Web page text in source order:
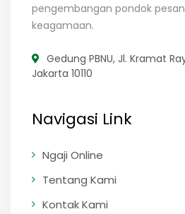
pengembangan pondok
keagamaan.
Gedung PBNU, Jl. Kramat
Jakarta 10110
Navigasi Link
Ngaji Online
Tentang Kami
Kontak Kami